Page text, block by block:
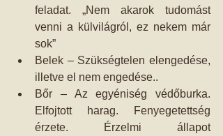
feladat. „Nem akarok tudomást
venni a külvilágról, ez nekem már
sok”
Belek – Szükségtelen elengedése,
illetve el nem engedése..
Bőr – Az egyéniség védőburka.
Elfojtott harag. Fenyegetettség
érzete. Érzelmi állapot